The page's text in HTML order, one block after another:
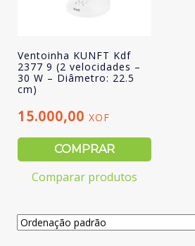
Ventoinha KUNFT Kdf
2377 9 (2 velocidades –
30 W – Diâmetro: 22.5
cm)
15.000,00 XOF
COMPRAR
Comparar produtos